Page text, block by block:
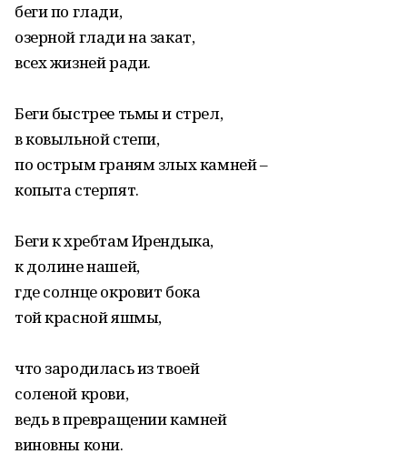
беги по глади,
озерной глади на закат,
всех жизней ради.
Беги быстрее тьмы и стрел,
в ковыльной степи,
по острым граням злых камней –
копыта стерпят.
Беги к хребтам Ирендыка,
к долине нашей,
где солнце окровит бока
той красной яшмы,
что зародилась из твоей
соленой крови,
ведь в превращении камней
виновны кони.